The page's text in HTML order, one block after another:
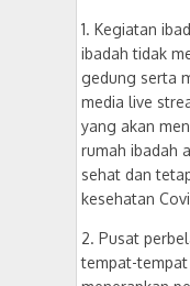
1. Kegiatan
ibadah tidak
gedung serta
media live
yang akan
rumah ibadah
sehat dan
kesehatan
2. Pusat
tempat-